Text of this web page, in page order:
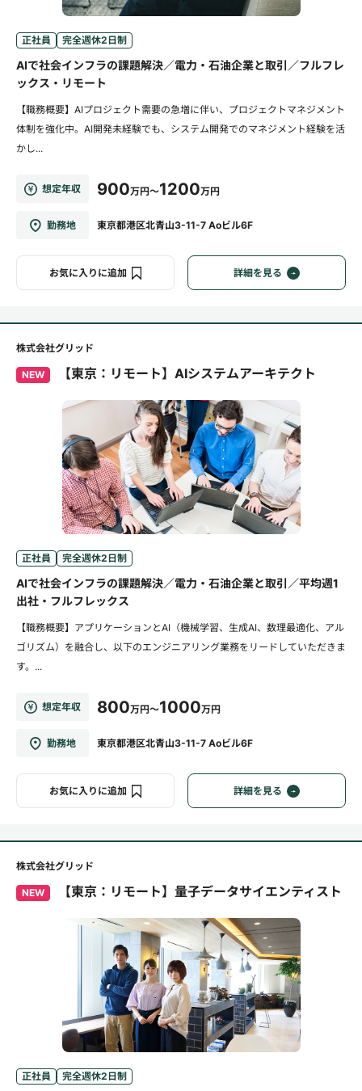
正社員 完全週休2日制
AIで社会インフラの課題解決／電力・石油企業と取引／フルフレ
ックス・リモート
【職務概要】AIプロジェクト需要の急増に伴い、プロジェクトマネジメント
体制を強化中。AI開発未経験でも、システム開発でのマネジメント経験を活
かし...
想定年収 900万円～1200万円
勤務地 東京都港区北青山3-11-7 Aoビル6F
お気に入りに追加 詳細を見る
株式会社グリッド
NEW 【東京：リモート】AIシステムアーキテクト
正社員 完全週休2日制
AIで社会インフラの課題解決／電力・石油企業と取引／平均週1
出社・フルフレックス
【職務概要】アプリケーションとAI（機械学習、生成AI、数理最適化、アル
ゴリズム）を融合し、以下のエンジニアリング業務をリードしていただきま
す。...
想定年収 800万円～1000万円
勤務地 東京都港区北青山3-11-7 Aoビル6F
お気に入りに追加 詳細を見る
株式会社グリッド
NEW 【東京：リモート】量子データサイエンティスト
正社員 完全週休2日制